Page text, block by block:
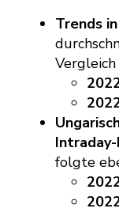
Trends
folgte